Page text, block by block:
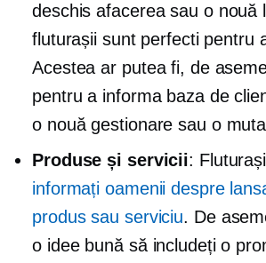
deschis afacerea sau o nouă
fluturașii sunt perfecti pentru
Acestea ar putea fi, de
pentru a informa baza de
o nouă gestionare sau o
Produse și servicii:
informați oamenii despre
produs sau serviciu. De
o idee bună să includeți o